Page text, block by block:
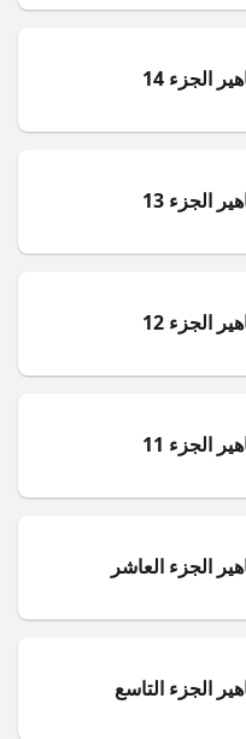
الجزء 14
الجزء 13
الجزء 12
الجزء 11
الجزء العاشر
الجزء التاسع